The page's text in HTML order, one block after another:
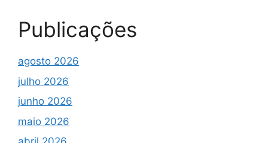
Publicações
agosto 2026
julho 2026
junho 2026
maio 2026